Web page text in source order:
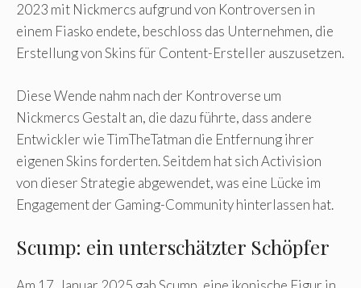
2023 mit Nickmercs aufgrund von Kontroversen in
einem Fiasko endete, beschloss das Unternehmen, die
Erstellung von Skins für Content-Ersteller auszusetzen.
Diese Wende nahm nach der Kontroverse um
Nickmercs Gestalt an, die dazu führte, dass andere
Entwickler wie TimTheTatman die Entfernung ihrer
eigenen Skins forderten. Seitdem hat sich Activision
von dieser Strategie abgewendet, was eine Lücke im
Engagement der Gaming-Community hinterlassen hat.
Scump: ein unterschätzter Schöpfer